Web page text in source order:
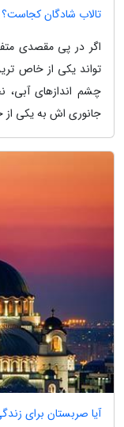
تالاب شادگان
اگر در پی مقصدی
تواند یکی از خاص
چشم اندازهای آبی،
جانوری اش به یکی
آیا صربستان برای